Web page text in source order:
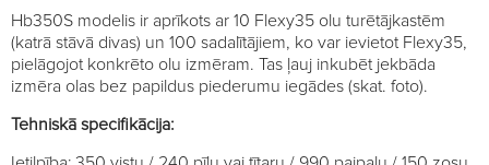
Hb350S modelis ir aprīkots ar 10 Flexy35 olu turētājkastēm
(katrā stāvā divas) un 100 sadalītājiem, ko var ievietot Flexy35,
pielāgojot konkrēto olu izmēram. Tas ļauj inkubēt jekbāda
izmēra olas bez papildus piederumu iegādes (skat. foto).
Tehniskā specifikācija: